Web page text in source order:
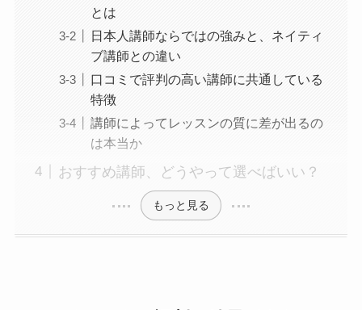
とは
日本人講師ならではの強みと、ネイティ
ブ講師との違い
口コミで評判の高い講師に共通している
特徴
講師によってレッスンの質に差が出るの
は本当か
おすすめ講師、どうやって選べばいい？
もっと見る